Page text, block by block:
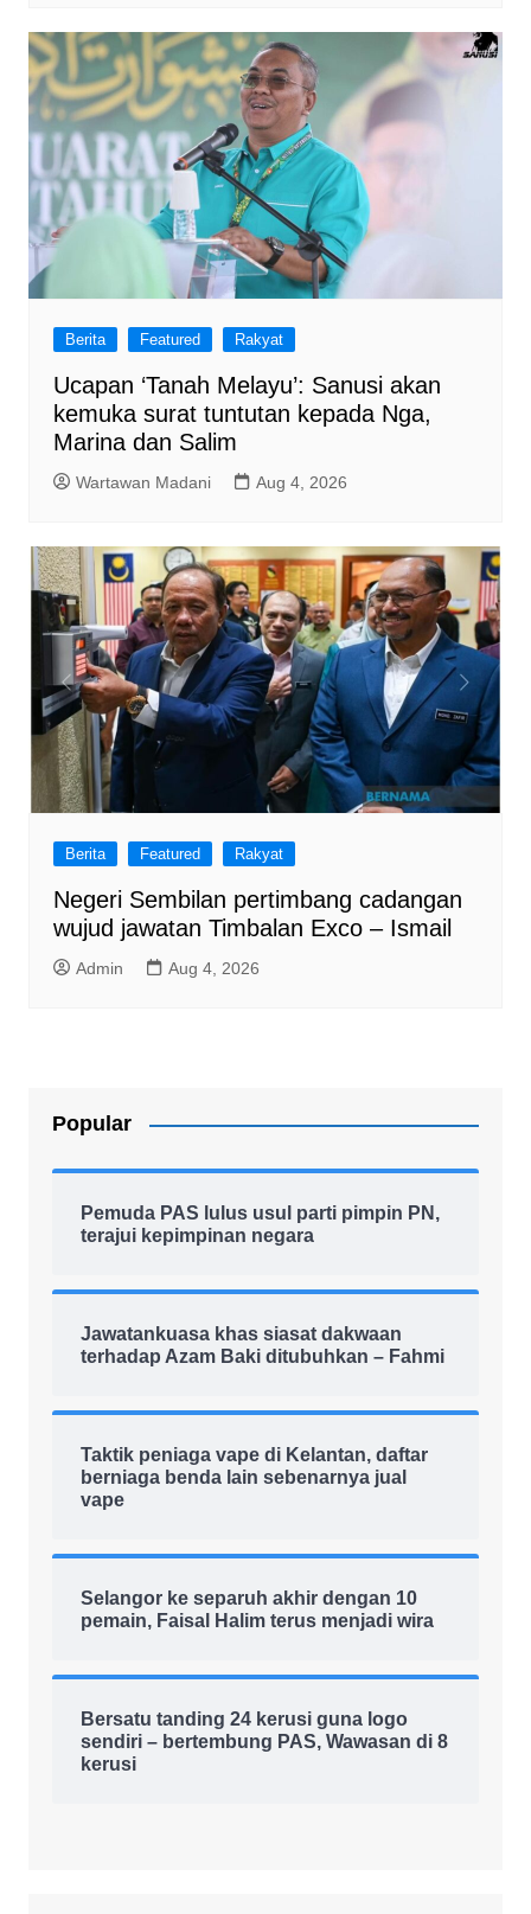
Berita Featured Rakyat
Ucapan ‘Tanah Melayu’: Sanusi akan
kemuka surat tuntutan kepada Nga,
Marina dan Salim
Wartawan Madani Aug 4, 2026
Berita Featured Rakyat
Negeri Sembilan pertimbang cadangan
wujud jawatan Timbalan Exco – Ismail
Admin Aug 4, 2026
Popular
Pemuda PAS lulus usul parti pimpin PN,
terajui kepimpinan negara
Jawatankuasa khas siasat dakwaan
terhadap Azam Baki ditubuhkan – Fahmi
Taktik peniaga vape di Kelantan, daftar
berniaga benda lain sebenarnya jual
vape
Selangor ke separuh akhir dengan 10
pemain, Faisal Halim terus menjadi wira
Bersatu tanding 24 kerusi guna logo
sendiri – bertembung PAS, Wawasan di 8
kerusi